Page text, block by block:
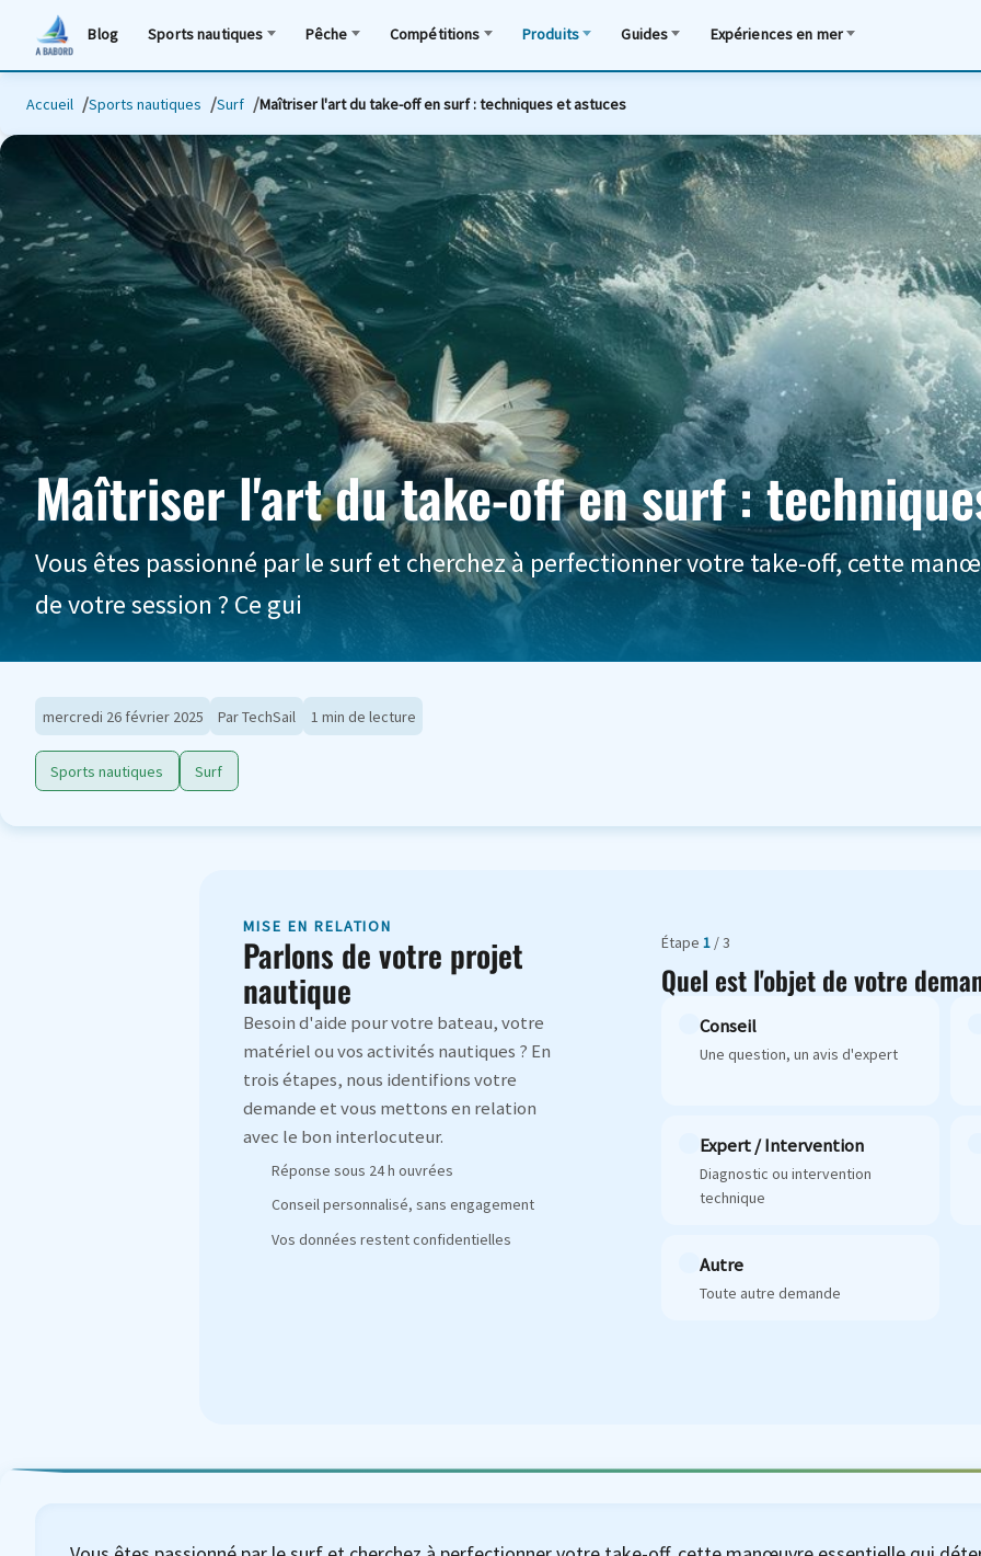
Blog Sports nautiques Pêche Compétitions Produits Guides Expériences en mer
Accueil Sports nautiques Surf Maîtriser l'art du take-off en surf : techniques et astuces
Maîtriser l'art du take-off en surf :
Vous êtes passionné par le surf et cherchez à perfectionner votre take-off, cette
de votre session ? Ce gui
mercredi 26 février 2025 Par TechSail 1 min de lecture
Sports nautiques Surf
MISE EN RELATION
Parlons de votre projet
nautique
Besoin d'aide pour votre bateau, votre
matériel ou vos activités nautiques ? En
trois étapes, nous identifions votre
demande et vous mettons en relation
avec le bon interlocuteur.
Réponse sous 24 h ouvrées
Conseil personnalisé, sans engagement
Vos données restent confidentielles
Étape1 / 3
Quel est l'objet de votre
Conseil
Une question, un avis d'expert
Expert / Intervention
Diagnostic ou intervention
technique
Autre
Toute autre demande